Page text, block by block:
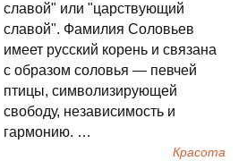
славой" или "царствующий
славой". Фамилия Соловьев
имеет русский корень и связана
с образом соловья — певчей
птицы, символизирующей
свободу, независимость и
гармонию. …
Красота